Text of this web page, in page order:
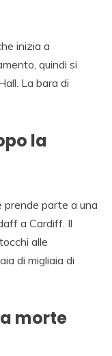
inizia a
quindi si
La bara di
la
prende parte a una
a Cardiff. Il
alle
di migliaia di
morte